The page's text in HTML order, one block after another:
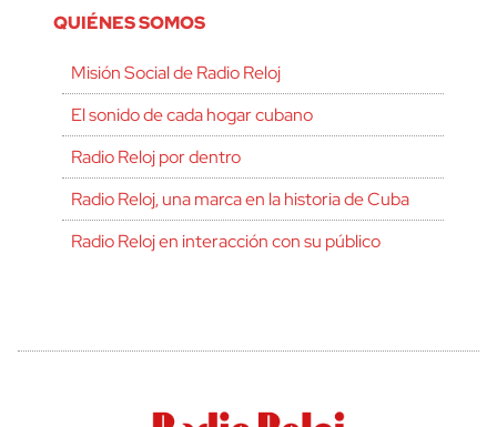
QUIÉNES SOMOS
Misión Social de Radio Reloj
El sonido de cada hogar cubano
Radio Reloj por dentro
Radio Reloj, una marca en la historia de Cuba
Radio Reloj en interacción con su público